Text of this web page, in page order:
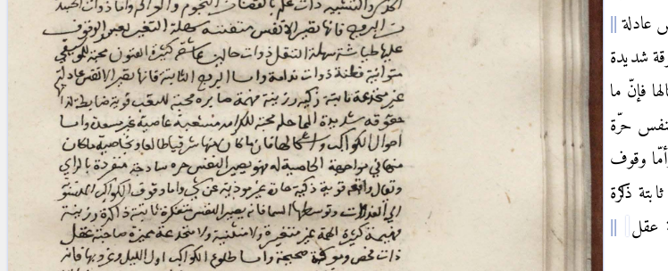
(the underscore) is the placeholder
for exactly one character.
(the percent sign) is the
placeholder for no, one or more
than one character.
(two percent signs) is the
placeholder for no, one or more
than one character, but not for
blank space (so that a search ends
at word boundaries).
Start
Project
Team
News
Jobs
Publications
Conference
Arabic Works
Arabic Manuscripts
عادلة
شديدة
فإنّ ما
حرّة
وقوف
ذاكرة
عقل